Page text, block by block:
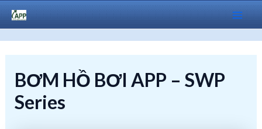
Skip
BƠM HỒ BƠI APP – SWP
Series